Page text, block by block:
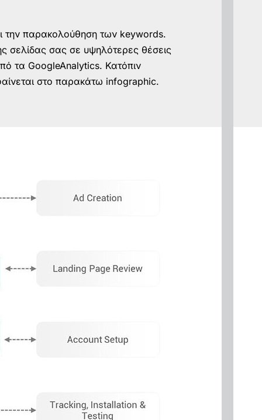
την παρακολούθηση των keywords.
σελίδας σας σε υψηλότερες θέσεις
τα GoogleAnalytics. Κατόπιν
στο παρακάτω infographic.